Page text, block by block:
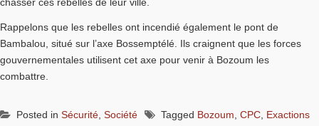
Rappelons que les rebelles ont incendié également le pont de
Bambalou, situé sur l’axe Bossemptélé. Ils craignent que les forces
gouvernementales utilisent cet axe pour venir à Bozoum les
combattre.
Posted in Sécurité Société Tagged Bozoum CPC Exactions